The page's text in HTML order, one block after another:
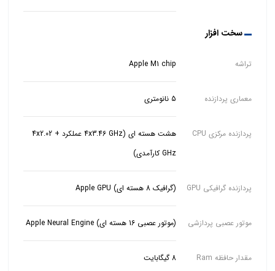
سخت افزار
تراشه Apple M1 chip
معماری پردازنده 5 نانومتری
پردازنده مرکزی CPU
هشت هسته ای (4x3.46 GHz عملکرد + 4x2.02
GHz کارآمدی)
پردازنده گرافیکی GPU (گرافیک 8 هسته ای) Apple GPU
موتور عصبی پردازشی (موتور عصبی 16 هسته ای) Apple Neural Engine
مقدار حافظه Ram 8 گیگابایت